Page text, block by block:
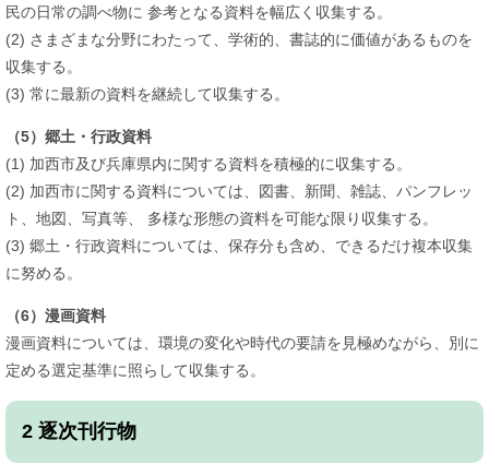
民の日常の調べ物に 参考となる資料を幅広く収集する。
(2) さまざまな分野にわたって、学術的、書誌的に価値があるものを
収集する。
(3) 常に最新の資料を継続して収集する。
（5）郷土・行政資料
(1) 加西市及び兵庫県内に関する資料を積極的に収集する。
(2) 加西市に関する資料については、図書、新聞、雑誌、パンフレッ
ト、地図、写真等、 多様な形態の資料を可能な限り収集する。
(3) 郷土・行政資料については、保存分も含め、できるだけ複本収集
に努める。
（6）漫画資料
漫画資料については、環境の変化や時代の要請を見極めながら、別に
定める選定基準に照らして収集する。
2 逐次刊行物